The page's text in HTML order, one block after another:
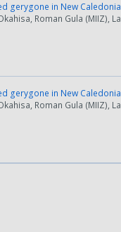
gerygone in New Caledonia
Roman Gula (MIIZ),
gerygone in New Caledonia
Roman Gula (MIIZ),